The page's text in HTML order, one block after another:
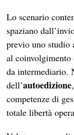
Lo scenario
spaziano
previo uno studio
al coinvolgimento
da intermediario.
dell’autoedizione
competenze di
totale libertà